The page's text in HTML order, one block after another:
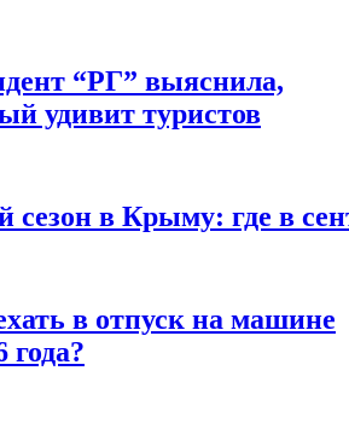
“РГ” выяснила,
удивит туристов
сезон в Крыму: где в
в отпуск на машине
года?